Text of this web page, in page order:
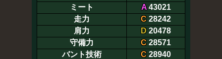
ミート
A43021
走力
C 28242
肩力
D 20478
守備力
C 28571
バント技術
C 28940